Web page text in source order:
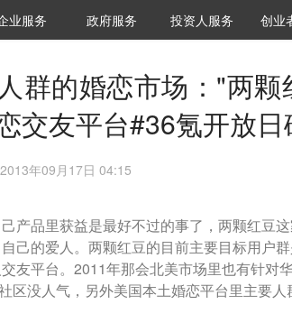
研究院
业服务 城市之窗
政府服务 VClub投资机构库
投资机构职位推介
投资人服务 创
创业
群的婚恋市场："两
交友平台#36氪开放
2013年09月17日 04:15
产品里获益是最好不过的事了，两颗红豆
己的爱人。两颗红豆的目前主要目标用户
友平台。2011年那会北美市场里也有针对
区没人气，另外美国本土婚恋平台里主要